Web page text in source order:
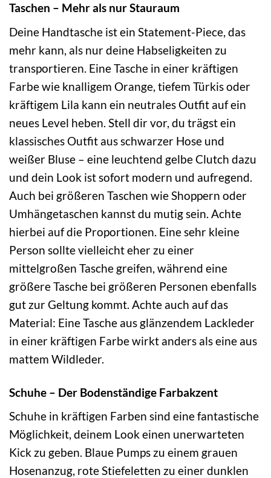
Taschen – Mehr als nur Stauraum
Deine Handtasche ist ein Statement-Piece, das
mehr kann, als nur deine Habseligkeiten zu
transportieren. Eine Tasche in einer kräftigen
Farbe wie knalligem Orange, tiefem Türkis oder
kräftigem Lila kann ein neutrales Outfit auf ein
neues Level heben. Stell dir vor, du trägst ein
klassisches Outfit aus schwarzer Hose und
weißer Bluse – eine leuchtend gelbe Clutch dazu
und dein Look ist sofort modern und aufregend.
Auch bei größeren Taschen wie Shoppern oder
Umhängetaschen kannst du mutig sein. Achte
hierbei auf die Proportionen. Eine sehr kleine
Person sollte vielleicht eher zu einer
mittelgroßen Tasche greifen, während eine
größere Tasche bei größeren Personen ebenfalls
gut zur Geltung kommt. Achte auch auf das
Material: Eine Tasche aus glänzendem Lackleder
in einer kräftigen Farbe wirkt anders als eine aus
mattem Wildleder.
Schuhe – Der Bodenständige Farbakzent
Schuhe in kräftigen Farben sind eine fantastische
Möglichkeit, deinem Look einen unerwarteten
Kick zu geben. Blaue Pumps zu einem grauen
Hosenanzug, rote Stiefeletten zu einer dunklen